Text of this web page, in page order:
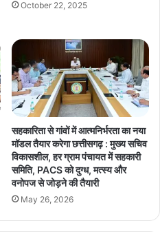
October 22, 2025
सहकारिता से गांवों में आत्मनिर्भरता का नया
मॉडल तैयार करेगा छत्तीसगढ़ : मुख्य सचिव
विकासशील, हर ग्राम पंचायत में सहकारी
समिति, PACS को दुग्ध, मत्स्य और
वनोपज से जोड़ने की तैयारी
May 26, 2026